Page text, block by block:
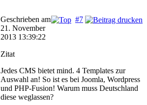
#7
Geschrieben am
21. November
2013 13:39:22
Zitat
Jedes CMS bietet mind. 4 Templates zur
Auswahl an! So ist es bei Joomla, Wordpress
und PHP-Fusion! Warum muss Deutschland
diese weglassen?